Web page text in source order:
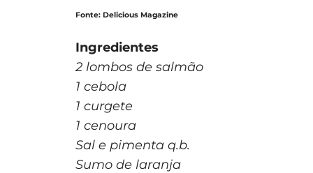
Fonte: Delicious Magazine
Ingredientes
2 lombos de salmão
1 cebola
1 curgete
1 cenoura
Sal e pimenta q.b.
Sumo de laranja